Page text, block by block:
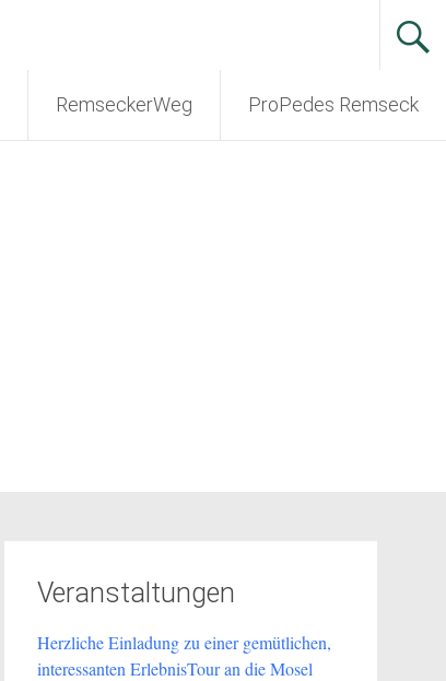
RemseckerWeg ProPedes Remseck
Veranstaltungen
Herzliche Einladung zu einer gemütlichen,
interessanten ErlebnisTour an die Mosel